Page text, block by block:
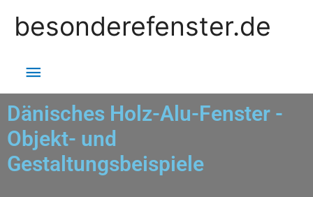
besonderefenster.de
Dänisches Holz-Alu-Fenster -
Objekt- und
Gestaltungsbeispiele